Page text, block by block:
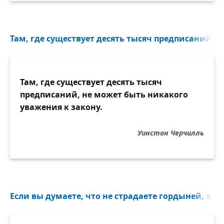
Там, где существует десять тысяч предписаний,
Там, где существует десять тысяч
предписаний, не может быть никакого
уважения к закону.
Уинстон Черчилль
Если вы думаете, что не страдаете гордыней,